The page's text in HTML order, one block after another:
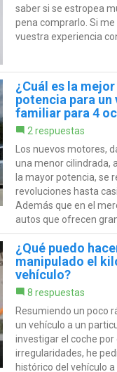
saber si se estropea
pena comprarlo. Si
vuestra experiencia
¿Cuál es la
potencia para un
familiar para 4
2 respuestas
Los nuevos motores,
una menor cilindrada,
la mayor potencia, se
revoluciones hasta
Además que en el
autos que ofrecen
¿Qué puedo
manipulado el
vehículo?
8 respuestas
Resumiendo un poco
un vehículo a un
investigar el coche
irregularidades, he
histórico del vehículo